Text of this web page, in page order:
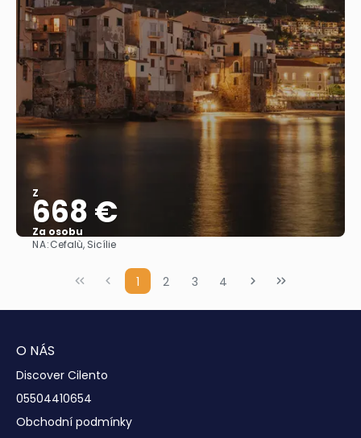
Z
668 €
Za osobu
NA:Cefalù, Sicílie
1 2 3 4
O NÁS
Discover Cilento
05504410654
Obchodní podmínky